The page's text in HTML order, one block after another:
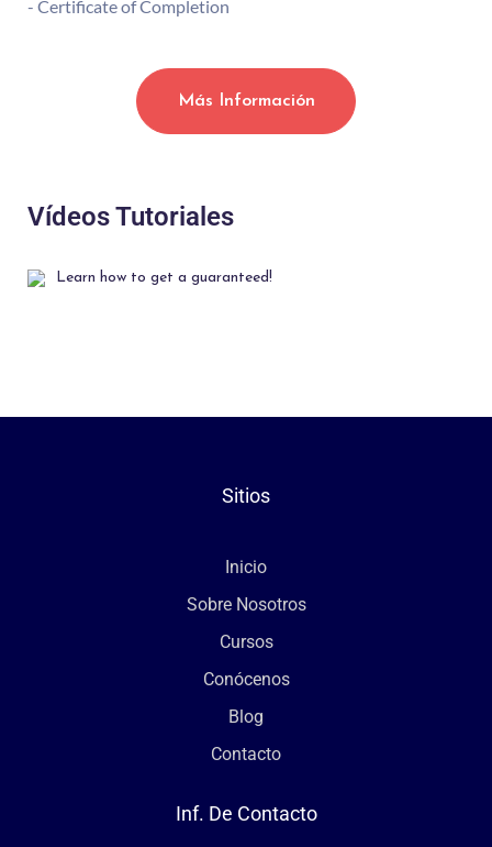
- Certificate of Completion
Más Información
Vídeos Tutoriales
Learn how to get a guaranteed!
Sitios
Inicio
Sobre Nosotros
Cursos
Conócenos
Blog
Contacto
Inf. De Contacto